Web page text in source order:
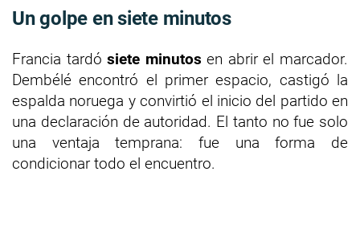
Un golpe en siete minutos
Francia tardósiete minutos en abrir el marcador.
Dembélé encontró el primer espacio, castigó la
espalda noruega y convirtió el inicio del partido en
una declaración de autoridad. El tanto no fue solo
una ventaja temprana: fue una forma de
condicionar todo el encuentro.